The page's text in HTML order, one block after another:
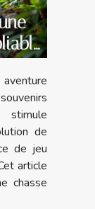
stimule
de
de jeu
article
chasse